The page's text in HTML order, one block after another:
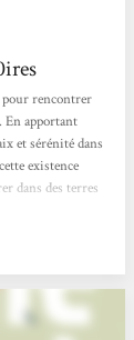
rencontrer
En apportant
et sérénité dans
existence
dans des terres
dire...